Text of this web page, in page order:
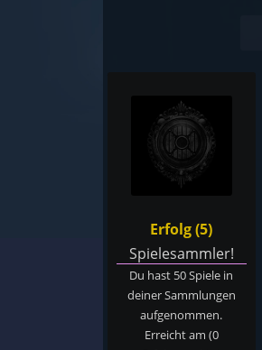
Erfolg (5)
Spielesammler!
Du hast 50 Spiele in
deiner Sammlungen
aufgenommen.
Erreicht am (0